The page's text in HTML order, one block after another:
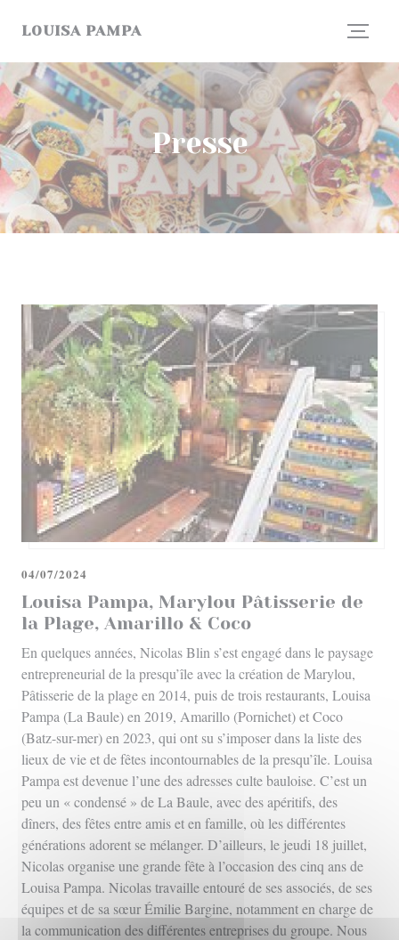
LOUISA PAMPA
Presse
Louisa Pampa, Marylou Pâtisserie de
la Plage, Amarillo & Coco
04/07/2024
En quelques années, Nicolas Blin s’est engagé dans le paysage
entrepreneurial de la presqu’île avec la création de Marylou,
Pâtisserie de la plage en 2014, puis de trois restaurants, Louisa
Pampa (La Baule) en 2019, Amarillo (Pornichet) et Coco
(Batz-sur-mer) en 2023, qui ont su s’imposer dans la liste des
lieux de vie et de fêtes incontournables de la presqu’île. Louisa
Pampa est devenue l’une des adresses culte bauloise. C’est un
peu un « condensé » de La Baule, avec des apéritifs, des
dîners, des fêtes entre amis et en famille, où les différentes
générations adorent se mélanger. D’ailleurs, le jeudi 18 juillet,
Nicolas organise une grande fête à l’occasion des cinq ans de
Louisa Pampa. Nicolas travaille entouré de ses associés, de ses
équipes et de sa sœur Émilie Bargine, notamment en charge de
la communication des différentes entreprises du groupe. Nous